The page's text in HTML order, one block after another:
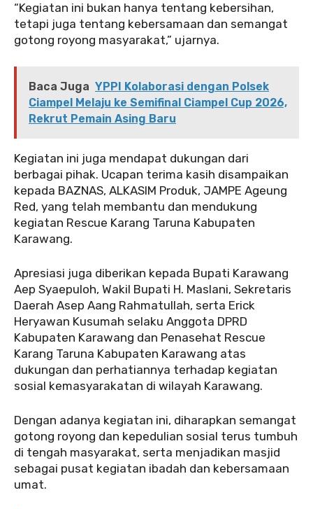
‎‎“Kegiatan ini bukan hanya tentang kebersihan,
tetapi juga tentang kebersamaan dan semangat
gotong royong masyarakat,” ujarnya.
Baca Juga YPPI Kolaborasi dengan Polsek
Ciampel Melaju ke Semifinal Ciampel Cup 2026,
Rekrut Pemain Asing Baru
‎Kegiatan ini juga mendapat dukungan dari
berbagai pihak. Ucapan terima kasih disampaikan
kepada BAZNAS, ALKASIM Produk, JAMPE Ageung
Red, yang telah membantu dan mendukung
kegiatan Rescue Karang Taruna Kabupaten
Karawang.
‎Apresiasi juga diberikan kepada Bupati Karawang
Aep Syaepuloh, Wakil Bupati H. Maslani, Sekretaris
Daerah Asep Aang Rahmatullah, serta Erick
Heryawan Kusumah selaku Anggota DPRD
Kabupaten Karawang dan Penasehat Rescue
Karang Taruna Kabupaten Karawang atas
dukungan dan perhatiannya terhadap kegiatan
sosial kemasyarakatan di wilayah Karawang.
‎‎Dengan adanya kegiatan ini, diharapkan semangat
gotong royong dan kepedulian sosial terus tumbuh
di tengah masyarakat, serta menjadikan masjid
sebagai pusat kegiatan ibadah dan kebersamaan
umat.